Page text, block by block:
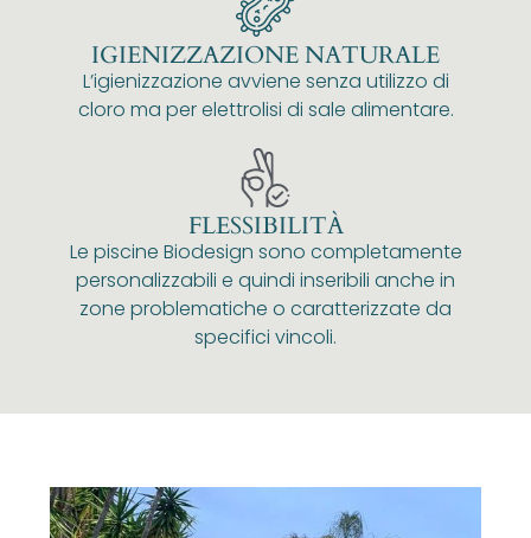
IGIENIZZAZIONE NATURALE
L’igienizzazione avviene senza utilizzo di
cloro ma per elettrolisi di sale alimentare.
FLESSIBILITÀ
Le piscine Biodesign sono completamente
personalizzabili e quindi inseribili anche in
zone problematiche o caratterizzate da
specifici vincoli.